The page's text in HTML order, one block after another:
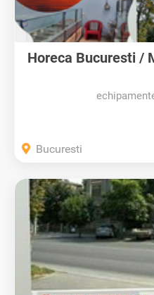
Horeca Bucuresti /
Bucuresti